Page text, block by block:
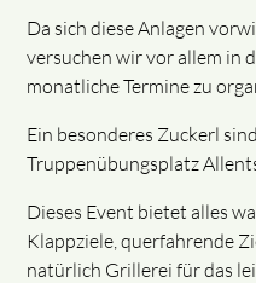
Da sich diese Anlagen
versuchen wir vor allem in
monatliche Termine zu
Ein besonderes Zuckerl
Truppenübungsplatz
Dieses Event bietet alles
Klappziele, querfahrende
natürlich Grillerei für das